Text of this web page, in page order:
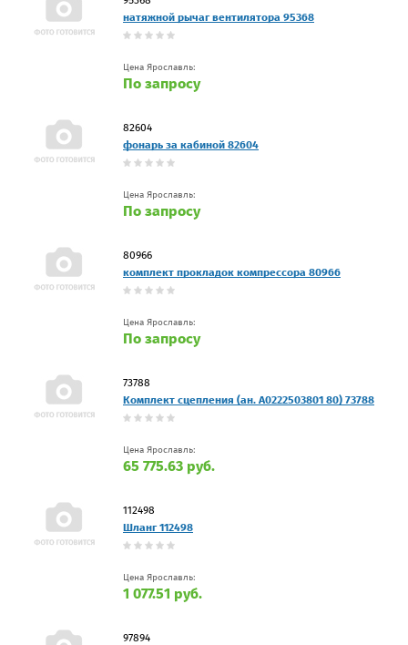
натяжной рычаг вентилятора 95368
Цена Ярославль:
По запросу
82604
фонарь за кабиной 82604
Цена Ярославль:
По запросу
80966
комплект прокладок компрессора 80966
Цена Ярославль:
По запросу
73788
Комплект сцепления (ан. A0222503801 80) 73788
Цена Ярославль:
65 775.63 руб.
112498
Шланг 112498
Цена Ярославль:
1 077.51 руб.
97894